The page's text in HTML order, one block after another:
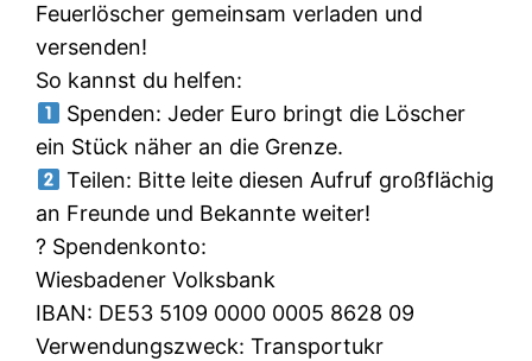
Feuerlöscher gemeinsam verladen und
versenden!
​So kannst du helfen:
Spenden: Jeder Euro bringt die Löscher
ein Stück näher an die Grenze.
Teilen: Bitte leite diesen Aufruf großflächig
an Freunde und Bekannte weiter!
​? Spendenkonto:
Wiesbadener Volksbank
IBAN: DE53 5109 0000 0005 8628 09
Verwendungszweck: Transportukr